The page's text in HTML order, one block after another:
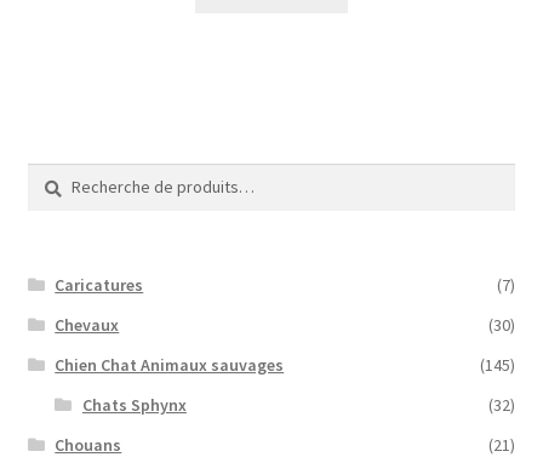
pour :
Caricatures
(7)
Chevaux
(30)
Chien Chat Animaux sauvages
(145)
Chats Sphynx
(32)
Chouans
(21)